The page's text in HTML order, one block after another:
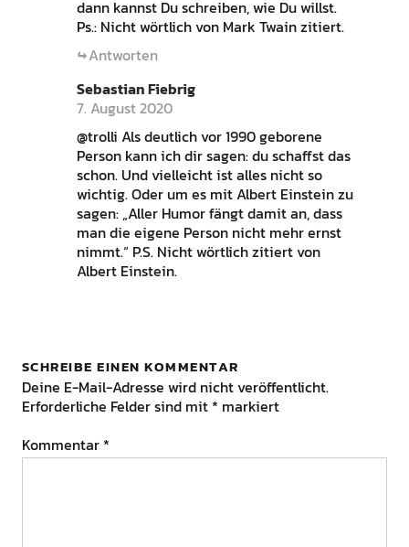
dann kannst Du schreiben, wie Du willst.
Ps.: Nicht wörtlich von Mark Twain zitiert.
Antworten
Sebastian Fiebrig
7. August 2020
@trolli Als deutlich vor 1990 geborene
Person kann ich dir sagen: du schaffst das
schon. Und vielleicht ist alles nicht so
wichtig. Oder um es mit Albert Einstein zu
sagen: „Aller Humor fängt damit an, dass
man die eigene Person nicht mehr ernst
nimmt.“ P.S. Nicht wörtlich zitiert von
Albert Einstein.
SCHREIBE EINEN KOMMENTAR
Deine E-Mail-Adresse wird nicht veröffentlicht.
Erforderliche Felder sind mit * markiert
Kommentar *